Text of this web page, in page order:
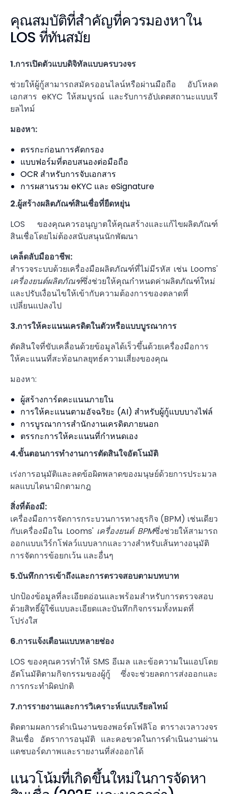
คุณสมบัติที่สำคัญที่ควรมองหาใน
LOS ที่ทันสมัย
1.การเปิดตัวแบบดิจิทัลแบบครบวงจร
ช่วยให้ผู้กู้สามารถสมัครออนไลน์หรือผ่านมือถือ อัปโหลด
เอกสาร eKYC ให้สมบูรณ์ และรับการอัปเดตสถานะแบบเรี
ยลไทม์
มองหา:
ตรรกะก่อนการคัดกรอง
แบบฟอร์มที่ตอบสนองต่อมือถือ
OCR สำหรับการจับเอกสาร
การผสานรวม eKYC และ eSignature
2.ผู้สร้างผลิตภัณฑ์สินเชื่อที่ยืดหยุ่น
LOS ของคุณควรอนุญาตให้คุณสร้างและแก้ไขผลิตภัณฑ์
สินเชื่อโดยไม่ต้องสนับสนุนนักพัฒนา
เคล็ดลับมืออาชีพ:
สำรวจระบบด้วยเครื่องมือผลิตภัณฑ์ที่ไม่มีรหัส เช่น Looms'
เครื่องยนต์ผลิตภัณฑ์ซึ่งช่วยให้คุณกำหนดค่าผลิตภัณฑ์ใหม่
และปรับเงื่อนไขให้เข้ากับความต้องการของตลาดที่
เปลี่ยนแปลงไป
3.การให้คะแนนเครดิตในตัวหรือแบบบูรณาการ
ตัดสินใจที่ขับเคลื่อนด้วยข้อมูลได้เร็วขึ้นด้วยเครื่องมือการ
ให้คะแนนที่สะท้อนกลยุทธ์ความเสี่ยงของคุณ
มองหา:
ผู้สร้างการ์ดคะแนนภายใน
การให้คะแนนตามอัจฉริยะ (AI) สำหรับผู้กู้แบบบางไฟล์
การบูรณาการสำนักงานเครดิตภายนอก
ตรรกะการให้คะแนนที่กำหนดเอง
4.ขั้นตอนการทำงานการตัดสินใจอัตโนมัติ
เร่งการอนุมัติและลดข้อผิดพลาดของมนุษย์ด้วยการประมวล
ผลแบบไดนามิกตามกฎ
สิ่งที่ต้องมี:
เครื่องมือการจัดการกระบวนการทางธุรกิจ (BPM) เช่นเดียว
กับเครื่องมือใน Looms' เครื่องยนต์ BPMซึ่งช่วยให้สามารถ
ออกแบบเวิร์กโฟลว์แบบลากและวางสำหรับเส้นทางอนุมัติ
การจัดการข้อยกเว้น และอื่นๆ
5.บันทึกการเข้าถึงและการตรวจสอบตามบทบาท
ปกป้องข้อมูลที่ละเอียดอ่อนและพร้อมสำหรับการตรวจสอบ
ด้วยสิทธิ์ผู้ใช้แบบละเอียดและบันทึกกิจกรรมทั้งหมดที่
โปร่งใส
6.การแจ้งเตือนแบบหลายช่อง
LOS ของคุณควรทำให้ SMS อีเมล และข้อความในแอปโดย
อัตโนมัติตามกิจกรรมของผู้กู้ ซึ่งจะช่วยลดการส่งออกและ
การกระทำผิดปกติ
7.การรายงานและการวิเคราะห์แบบเรียลไทม์
ติดตามผลการดำเนินงานของพอร์ตโฟลิโอ ตารางเวลาวงจร
สินเชื่อ อัตราการอนุมัติ และคอขวดในการดำเนินงานผ่าน
แดชบอร์ดภาพและรายงานที่ส่งออกได้
แนวโน้มที่เกิดขึ้นใหม่ในการจัดหา